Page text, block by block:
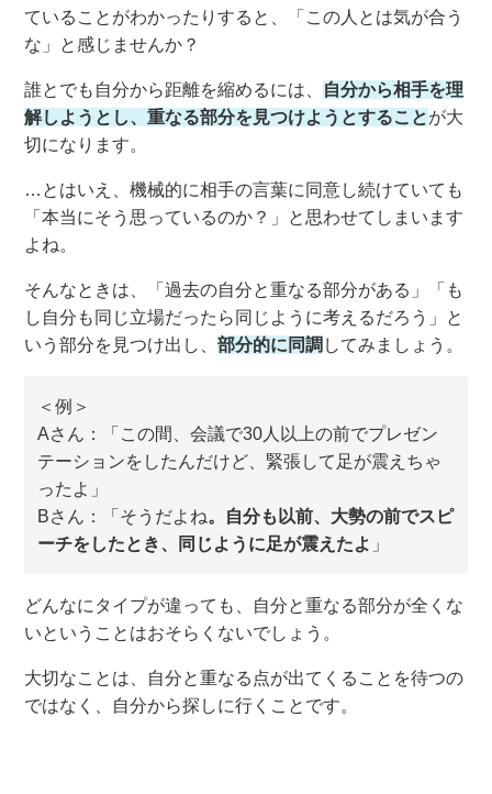
ていることがわかったりすると、「この人とは気が合う
な」と感じませんか？
誰とでも自分から距離を縮めるには、 自分から相手を理
解しようとし、重なる部分を見つけようとすることが大
切になります。
…とはいえ、機械的に相手の言葉に同意し続けていても
「本当にそう思っているのか？」と思わせてしまいます
よね。
そんなときは、「過去の自分と重なる部分がある」「も
し自分も同じ立場だったら同じように考えるだろう」と
いう部分を見つけ出し、部分的に同調 してみましょう。
＜例＞
Aさん：「この間、会議で30人以上の前でプレゼン
テーションをしたんだけど、緊張して足が震えちゃ
ったよ」
Bさん：「そうだよね。自分も以前、大勢の前でスピ
ーチをしたとき、同じように足が震えたよ 」
どんなにタイプが違っても、自分と重なる部分が全くな
いということはおそらくないでしょう。
大切なことは、自分と重なる点が出てくることを待つの
ではなく、自分から探しに行くことです。